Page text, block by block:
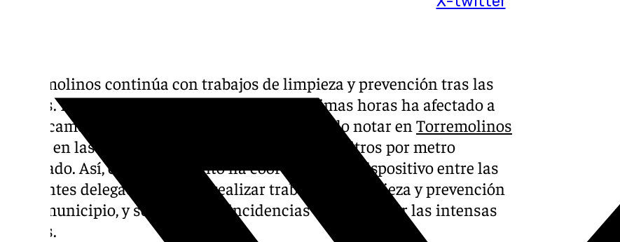
Torremolinos continúa con trabajos de limpieza y prevención tras las
lluvias. La borrasca Jana, que durante las últimas horas ha afectado a
prácticamente todo el país, también se ha dejado notar en Torremolinos
donde en las últimas 24 horas han caído casi 75 litros por metro
cuadrado. Así, el Ayuntamiento ha coordinado un dispositivo entre las
diferentes delegaciones para realizar trabajos de limpieza y prevención
en el municipio, y solventar las incidencias causadas por las intensas
lluvias.